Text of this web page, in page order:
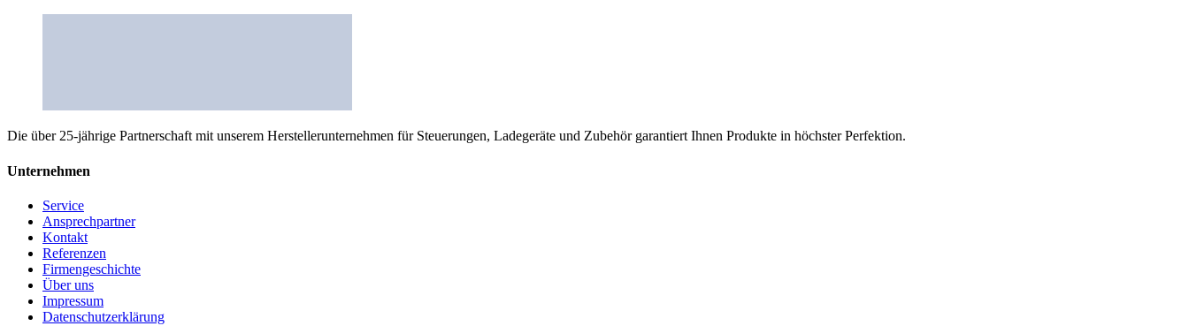
Die über 25-jährige Partnerschaft mit unserem Herstellerunternehmen für Steuerungen, Ladegeräte und Zubehör garantiert Ihnen Produkte in höchster Perfektion.
Unternehmen
Service
Ansprechpartner
Kontakt
Referenzen
Firmengeschichte
Über uns
Impressum
Datenschutzerklärung